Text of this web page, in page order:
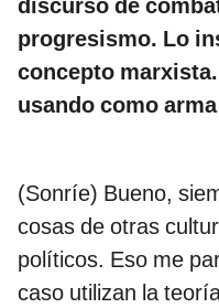
discurso de
progresismo. Lo
concepto
usando como
(Sonríe) Bueno,
cosas de otras
políticos. Eso me
caso utilizan la